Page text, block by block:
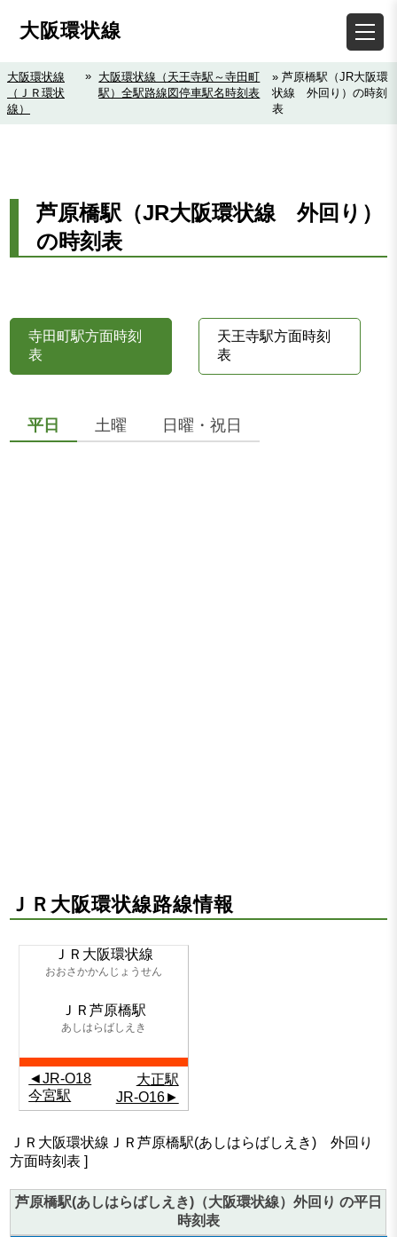
大阪環状線
大阪環状線
（ＪＲ環状
線）
» 大阪環状線（天王寺駅～寺田町
駅）全駅路線図停車駅名時刻表
» 芦原橋駅（JR大阪環
状線 外回り）の時刻
表
芦原橋駅（JR大阪環状線 外回り）
の時刻表
寺田町駅方面時刻
表
天王寺駅方面時刻
表
平日 土曜 日曜・祝日
ＪＲ大阪環状線路線情報
ＪＲ大阪環状線
おおさかかんじょうせん
ＪＲ芦原橋駅
あしはらばしえき
◄JR-O18
今宮駅
大正駅
JR-O16►
ＪＲ大阪環状線ＪＲ芦原橋駅(あしはらばしえき) 外回り
方面時刻表 ]
芦原橋駅(あしはらばしえき)（大阪環状線）外回り の平日
時刻表